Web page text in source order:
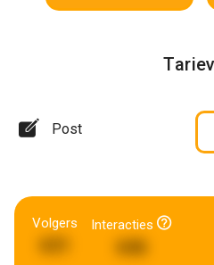
Post
Volgers Interacties
646